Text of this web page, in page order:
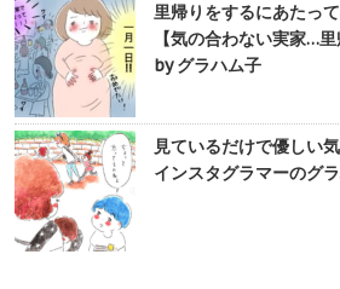
里帰りをするにあたっ
【気の合わない実家…
by グラハム子
見ているだけで優しい
インスタグラマーのグ